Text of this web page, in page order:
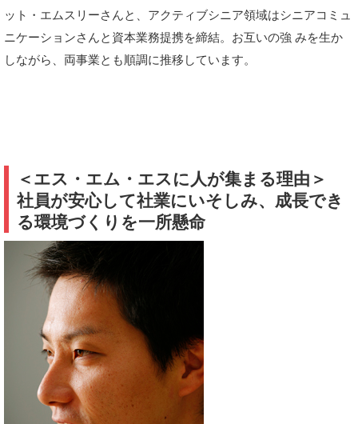
ット・エムスリーさんと、アクティブシニア領域はシニアコミュ
ニケーションさんと資本業務提携を締結。お互いの強 みを生か
しながら、両事業とも順調に推移しています。
＜エス・エム・エスに人が集まる理由＞
社員が安心して社業にいそしみ、成長でき
る環境づくりを一所懸命